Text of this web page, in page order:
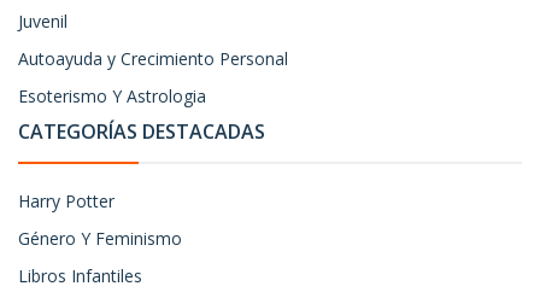
Juvenil
Autoayuda y Crecimiento Personal
Esoterismo Y Astrologia
CATEGORÍAS DESTACADAS
Harry Potter
Género Y Feminismo
Libros Infantiles